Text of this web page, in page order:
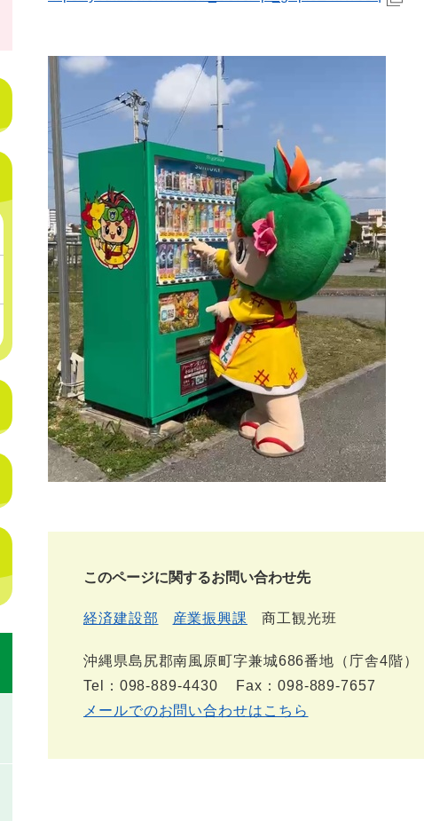
このページに関するお問い合わせ先
経済建設部 産業振興課 商工観光班
沖縄県島尻郡南風原町字兼城686番地（庁舎4階）
Tel：098-889-4430
Fax：098-889-7657
メールでのお問い合わせはこちら